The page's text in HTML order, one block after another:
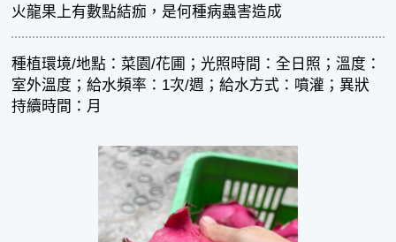
火龍果上有數點結痂，是何種病蟲害造成
種植環境/地點：菜園/花圃；光照時間：全日照；溫度：
室外溫度；給水頻率：1次/週；給水方式：噴灌；異狀
持續時間：月